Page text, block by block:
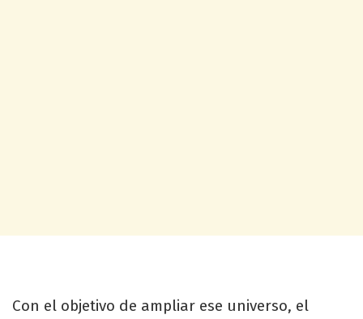
Con el objetivo de ampliar ese universo, el